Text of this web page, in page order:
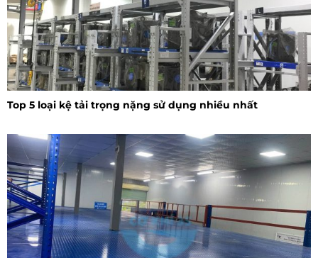
Top 5 loại kệ tải trọng nặng sử dụng nhiều nhất